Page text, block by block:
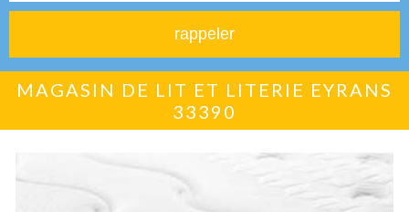
MAGASIN DE LIT ET LITERIE EYRANS
33390